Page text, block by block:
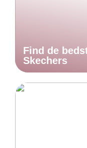
Find de
Skechers